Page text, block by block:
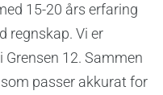
15-20 års erfaring
regnskap. Vi er
Grensen 12. Sammen
passer akkurat for